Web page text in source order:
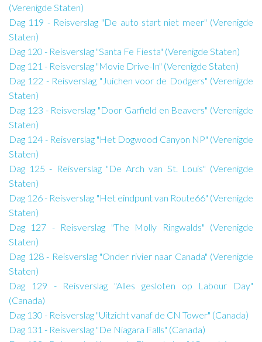
(Verenigde Staten)
Dag 119 - Reisverslag "De auto start niet meer" (Verenigde
Staten)
Dag 120 - Reisverslag "Santa Fe Fiesta" (Verenigde Staten)
Dag 121 - Reisverslag "Movie Drive-In" (Verenigde Staten)
Dag 122 - Reisverslag "Juichen voor de Dodgers" (Verenigde
Staten)
Dag 123 - Reisverslag "Door Garfield en Beavers" (Verenigde
Staten)
Dag 124 - Reisverslag "Het Dogwood Canyon NP" (Verenigde
Staten)
Dag 125 - Reisverslag "De Arch van St. Louis" (Verenigde
Staten)
Dag 126 - Reisverslag "Het eindpunt van Route66" (Verenigde
Staten)
Dag 127 - Reisverslag "The Molly Ringwalds" (Verenigde
Staten)
Dag 128 - Reisverslag "Onder rivier naar Canada" (Verenigde
Staten)
Dag 129 - Reisverslag "Alles gesloten op Labour Day"
(Canada)
Dag 130 - Reisverslag "Uitzicht vanaf de CN Tower" (Canada)
Dag 131 - Reisverslag "De Niagara Falls" (Canada)